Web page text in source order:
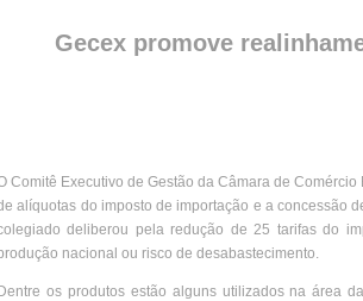
Gecex promove
Comitê Executivo de Gestão da Câmara de
alíquotas do imposto de importação e a concessão
deliberou pela redução de 25 tarifas do
nacional ou risco de desabastecimento.
os produtos estão alguns utilizados na área